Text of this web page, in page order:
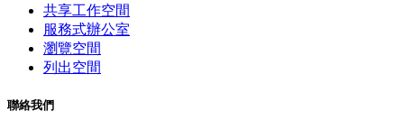
共享工作空間
服務式辦公室
瀏覽空間
列出空間
聯絡我們